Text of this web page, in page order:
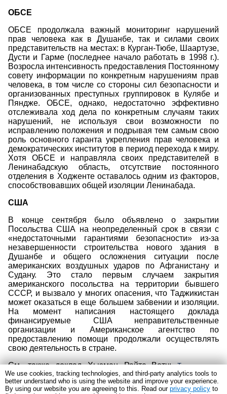
ОБСЕ
ОБСЕ продолжала важный мониторинг нарушений
прав человека как в Душанбе, так и силами своих
представительств на местах: в Курган-Тюбе, Шаартузе,
Дусти и Гарме (последнее начало работать в 1998 г.).
Возросла интенсивность предоставления Постоянному
совету информации по конкретным нарушениям прав
человека, в том числе со стороны сил безопасности и
организованных преступных группировок в Кулябе и
Пяндже. ОБСЕ, однако, недостаточно эффективно
отслеживала ход дела по конкретным случаям таких
нарушений, не используя свои возможности по
исправлению положения и подрывая тем самым свою
роль основного гаранта укрепления прав человека и
демократических институтов в период перехода к миру.
Хотя ОБСЕ и направляла своих представителей в
Ленинабадскую область, отсутствие постоянного
отделения в Ходженте оставалось одним из факторов,
способствовавших общей изоляции Ленинабада.
США
В конце сентября было объявлено о закрытии
Посольства США на неопределенный срок в связи с
«недостаточными гарантиями безопасности» из-за
незавершенности строительства нового здания в
Душанбе и общего осложнения ситуации после
американских воздушных ударов по Афганистану и
Судану. Это стало первым случаем закрытия
американского посольства на территории бывшего
СССР, и вызвало у многих опасения, что Таджикистан
может оказаться в еще большем забвении и изоляции.
На момент написания настоящего доклада
финансируемые США неправительственные
организации и Американское агентство по
предоставлению помощи продолжали осуществлять
свою деятельность в стране.
См. также доклад Хьюман Райтс Вотч:Таджикистан:
Ленинабад: репрессии на севере, 4/98.
Human
Rights
Watch
We use cookies, tracking technologies, and third-party analytics tools to
better understand who is using the website and improve your experience.
By using our website you are agreeing to this. Read our privacy policy to